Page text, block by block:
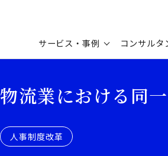
サービス・事例 コンサルタ
コンサルティングサービス
お客様の声
セミナー情報
最新ソリューション
ビジネス用語集
企業情報
連載／寄稿／書籍
物流業における同
人事制度改革